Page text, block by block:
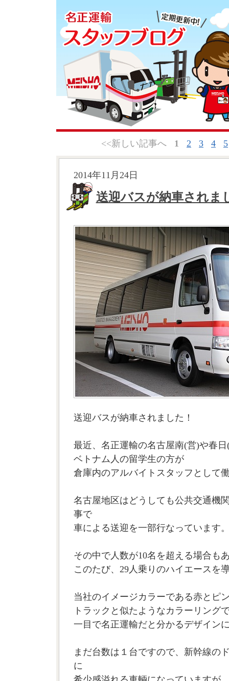
<<新しい記事へ 1 2 3 4 5
2014年11月24日
送迎バスが納車されま
送迎バスが納車されました！
最近、名正運輸の名古屋南(営)や春
ベトナム人の留学生の方が
倉庫内のアルバイトスタッフとして
名古屋地区はどうしても公共交通機
事で
車による送迎を一部行なっています
その中で人数が10名を超える場合も
このたび、29人乗りのハイエースを
当社のイメージカラーである赤とピ
トラックと似たようなカラーリング
一目で名正運輸だと分かるデザイン
まだ台数は１台ですので、新幹線の
に